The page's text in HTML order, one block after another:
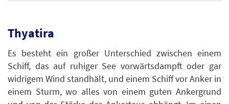
Thyatira
Es besteht ein großer Unterschied zwischen einem
Schiff, das auf ruhiger See vorwärtsdampft oder gar
widrigem Wind standhält, und einem Schiff vor Anker in
einem Sturm, wo alles von einem guten Ankergrund